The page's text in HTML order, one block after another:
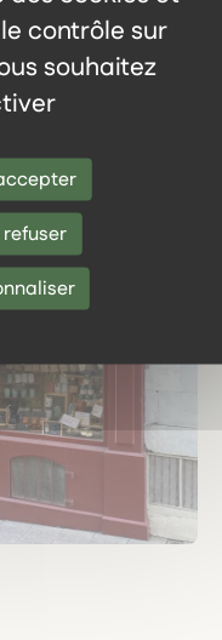
contrôle sur
souhaitez
refuser